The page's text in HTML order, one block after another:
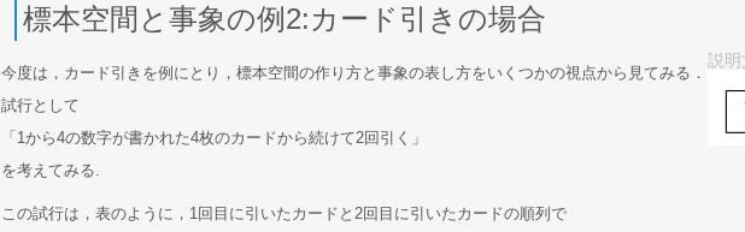
標本空間と事象の例2:カード引きの場合
説明
今度は，カード引きを例にとり，標本空間の作り方と事象の表し方をいくつかの視点から見てみる．
試行として
「1から4の数字が書かれた4枚のカードから続けて2回引く」
を考えてみる.
この試行は，表のように，1回目に引いたカードと2回目に引いたカードの順列で